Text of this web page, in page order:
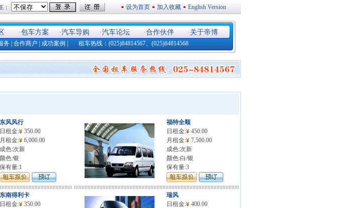
设为首页 加入收藏 English Version
·包车方案 ·汽车导购 ·汽车论坛 ·合作伙伴 · 关于帝博
务| 合作商户 成功案例 | 租车热线：(025)84814567、(025)84814568
东风风行
日租金:
350.00
月租金:
6,000.00
成色:次新
颜色:银
保有量:1
福特全顺
日租金:
450.00
月租金:
7,500.00
成色:次新
颜色:白/银
保有量:3
东南得利卡
日租金:
350.00
瑞风
日租金:
400.00